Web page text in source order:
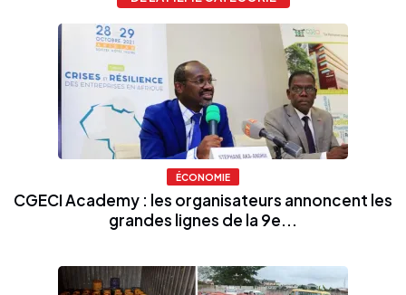
ÉCONOMIE
CGECI Academy : les organisateurs annoncent les
grandes lignes de la 9e...